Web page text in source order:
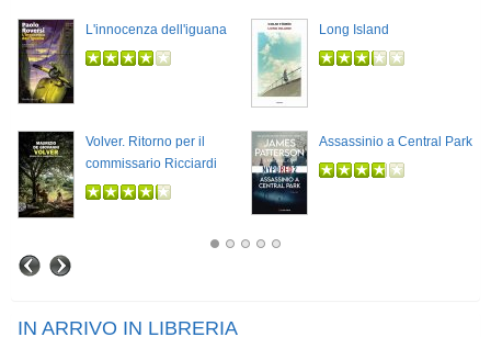
L'innocenza dell'iguana Long Island
Volver. Ritorno per il
commissario Ricciardi
Assassinio a Central Park
IN ARRIVO IN LIBRERIA